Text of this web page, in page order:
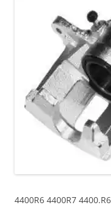
4400R6 4400R7